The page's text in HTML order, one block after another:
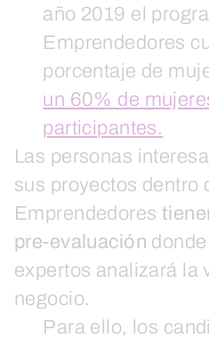
año 2019 el
Emprendedores
porcentaje de
un 60% de
participantes.
Las personas
sus proyectos dentro
Emprendedores
pre-evaluación
expertos analizará la
negocio.
Para ello, los